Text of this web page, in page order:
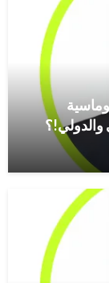
والدولي!؟